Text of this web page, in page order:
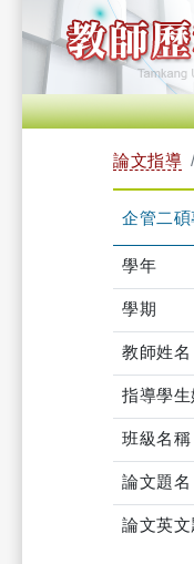
論文指導
企管二
學年
學期
教師姓名
指導學生
班級名稱
論文題名
論文英文